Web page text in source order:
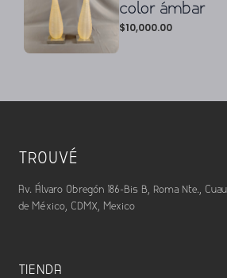
color ámbar
$10,000.00
TROUVÉ
Av. Álvaro Obregón 186-Bis B, Roma Nte.,
de México, CDMX, Mexico
TIENDA